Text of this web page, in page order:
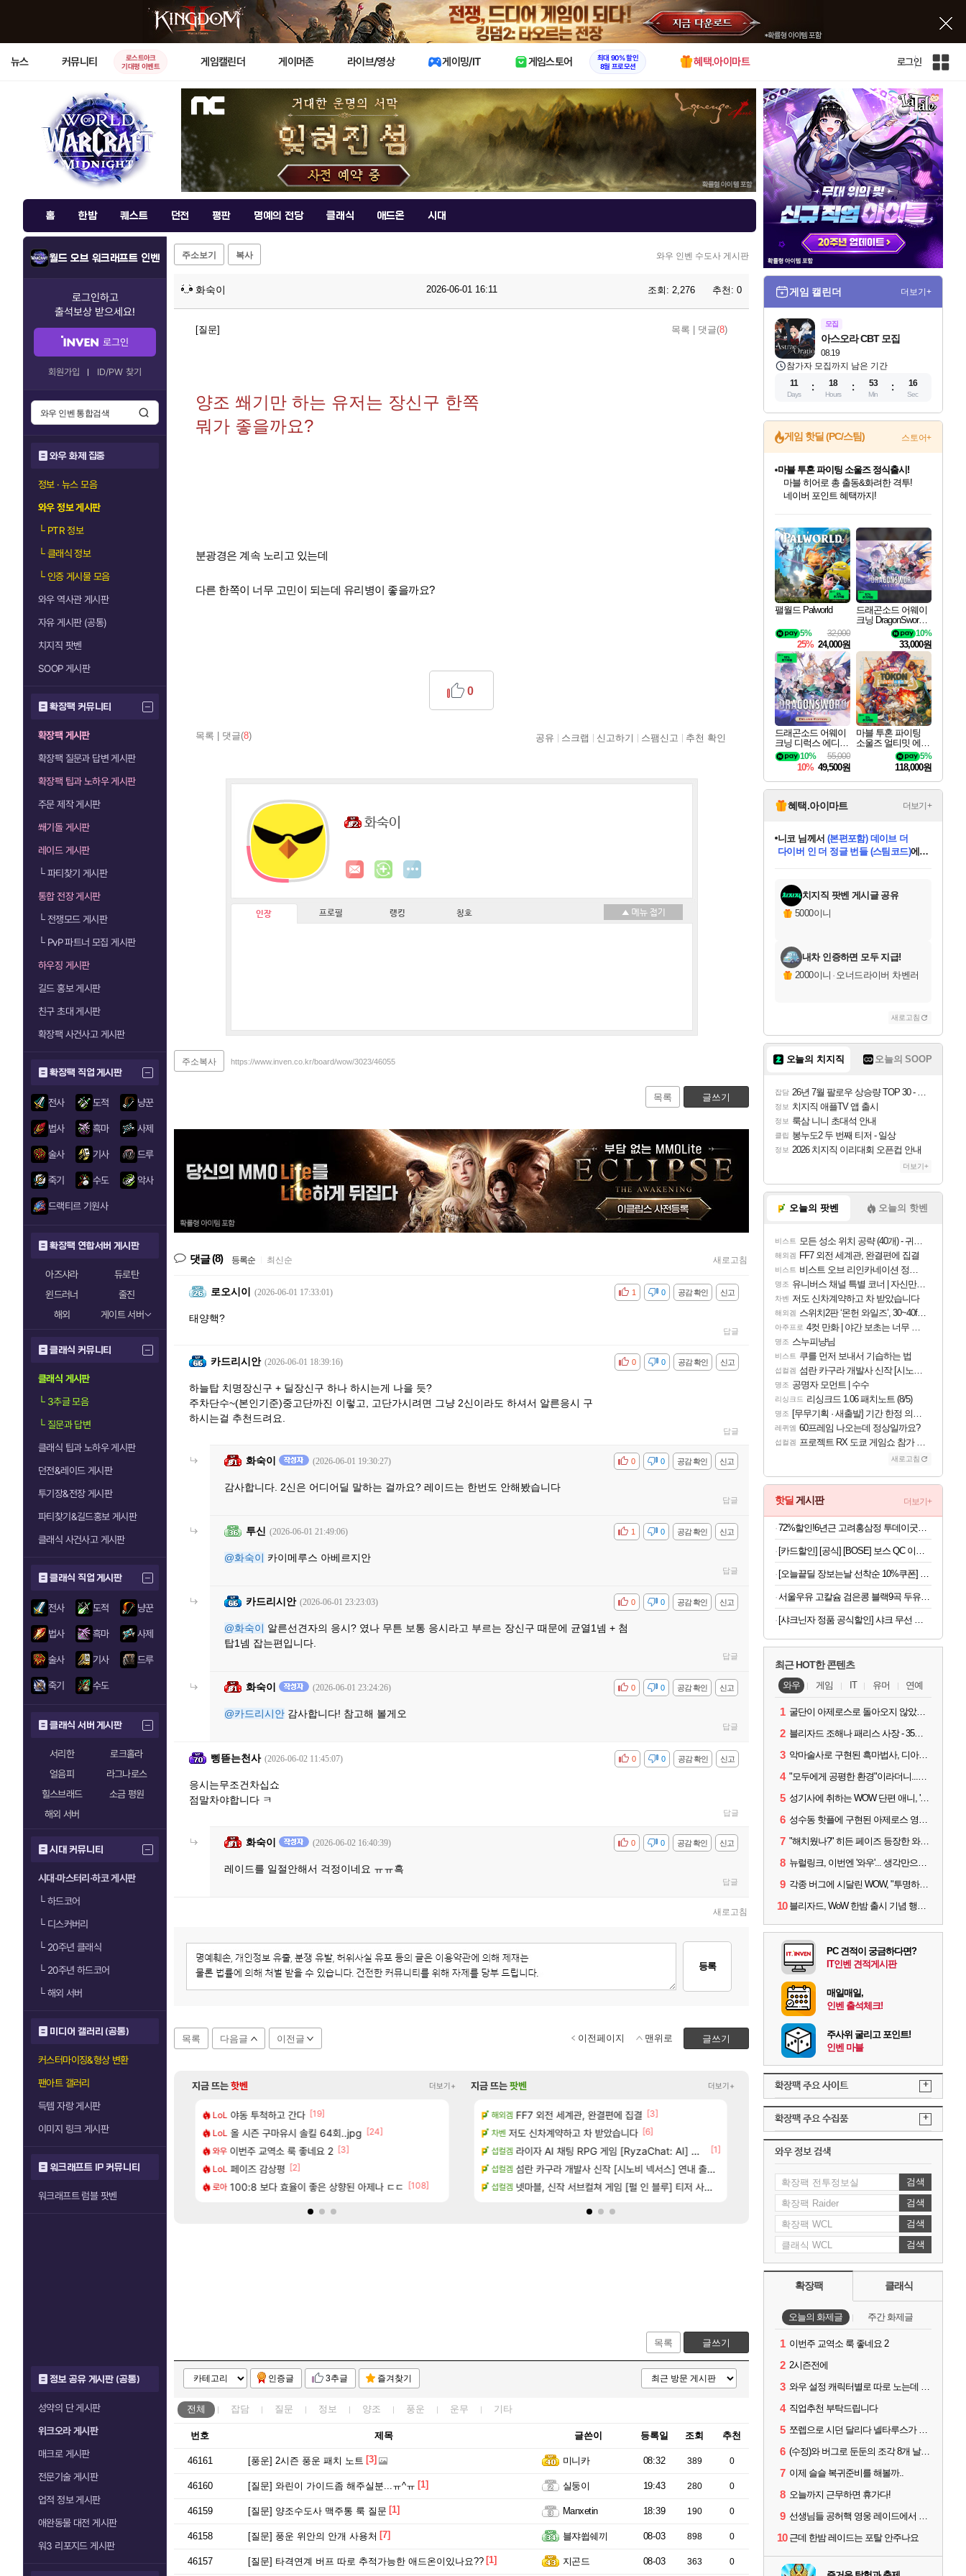
X
뉴스 커뮤니티
로스트아크
기대평 이벤트
게임캘린더 게이머존 라이브/영상 게이밍/IT 게임스토어
최대 90% 할인
8월 프로모션
혜택.아이마트 로그인
인
체
사
트
맵
홈 한밤 퀘스트 던전 평판 명예의 전당 클래식 애드온 시대
월드 오브 워크래프트 인벤
로그인하고
출석보상 받으세요!
로그인
회원가입 ID/PW 찾기
와우 화제 집중
정보 · 뉴스 모음
와우 정보 게시판
└PTR 정보
└클래식 정보
└인증 게시물 모음
와우 역사관 게시판
자유 게시판 (공통)
치지직 팟벤
SOOP 게시판
확장팩 커뮤니티
확장팩 게시판
확장팩 질문과 답변 게시판
확장팩 팁과 노하우 게시판
주문 제작 게시판
쐐기돌 게시판
레이드 게시판
└파티찾기 게시판
통합 전장 게시판
└전쟁모드 게시판
└PvP 파트너 모집 게시판
하우징 게시판
길드 홍보 게시판
친구 초대 게시판
확장팩 사건사고 게시판
확장팩 직업 게시판
전사 도적 냥꾼
법사 흑마 사제
술사 기사 드루
죽기 수도 악사
드랙티르 기원사
확장팩 연합서버 게시판
아즈샤라
듀로탄
윈드러너
줄진
해외
게이트 서버
클래식 커뮤니티
클래식 게시판
└3추글 모음
└질문과 답변
클래식 팁과 노하우 게시판
던전&레이드 게시판
투기장&전장 게시판
파티찾기&길드홍보 게시판
클래식 사건사고 게시판
클래식 직업 게시판
전사 도적 냥꾼
법사 흑마 사제
술사 기사 드루
죽기 수도
클래식 서버 게시판
서리한
로크홀라
얼음피
라그나로스
힐스브래드
소금 평원
해외 서버
시대 커뮤니티
시대·마스터리·하코 게시판
└하드코어
└디스커버리
└20주년 클래식
└20주년 하드코어
└해외 서버
미디어 갤러리 (공통)
커스터마이징&형상 변환
팬아트 갤러리
득템 자랑 게시판
이미지 링크 게시판
워크래프트 IP 커뮤니티
워크래프트 럼블 팟벤
정보 공유 게시판 (공통)
성약의 단 게시판
위크오라 게시판
매크로 게시판
전문기술 게시판
업적 정보 게시판
애완동물 대전 게시판
워3 리포지드 게시판
주소보기 복사 와우 인벤 수도사 게시판
화숙이 2026-06-01 16:11 조회: 2,276 추천: 0
[질문] 목록 댓글(8)
양조 쐐기만 하는 유저는 장신구 한쪽
뭐가 좋을까요?
분광경은 계속 노리고 있는데
다른 한쪽이 너무 고민이 되는데 유리병이 좋을까요?
목록 댓글(8)
0
공유 스크랩 신고하기 스팸신고 추천 확인
화숙이
인장 프로필 랭킹 칭호
주소복사 https://www.inven.co.kr/board/wow/3023/46055
목록 글쓰기
댓글(8) 등록순 최신순 새로고침
로오시이 (2026-06-01 17:33:01) 신고
공감 확인
비공감 0
1
태양핵?
답글
카드리시안 (2026-06-01 18:39:16) 신고
공감 확인
비공감 0
0
하늘탑 치명장신구 + 딜장신구 하나 하시는게 나을 듯?
주차단수~(본인기준)중고단까진 이렇고, 고단가시려면 그냥 2신이라도 하셔서 알른응시 구
하시는걸 추천드려요.
답글
화숙이 (2026-06-01 19:30:27) 신고
공감 확인
비공감 0
0
감사합니다. 2신은 어디어딜 말하는 걸까요? 레이드는 한번도 안해봤습니다
답글
투신 (2026-06-01 21:49:06) 신고
공감 확인
비공감 0
1
@화숙이 카이메루스 아베르지안
답글
카드리시안 (2026-06-01 23:23:03) 신고
공감 확인
비공감 0
0
@화숙이 알른선견자의 응시? 였나 무튼 보통 응시라고 부르는 장신구 때문에 균열1넴 + 첨
탑1넴 잡는편입니다.
답글
화숙이 (2026-06-01 23:24:26) 신고
공감 확인
비공감 0
0
@카드리시안 감사합니다! 참고해 볼게오
답글
삥뜯는천사 (2026-06-02 11:45:07) 신고
공감 확인
비공감 0
0
응시는무조건차십쇼
점말차야합니다 ㅋ
답글
화숙이 (2026-06-02 16:40:39) 신고
공감 확인
비공감 0
0
레이드를 일절안해서 걱정이네요 ㅠㅠ흑
답글
새로고침
등록
목록 다음글 이전글 글쓰기
이전페이지 맨위로
지금 뜨는핫벤 더보기+
[13]
먹튀 ㄷㄷ.. [65]
[74]
LoL 야동 투척하고 간다 [19]
LoL 올 시즌 구마유시 솔킬 64회..jpg [24]
와우 이번주 교역소 룩 좋네요 2 [3]
LoL 페이즈 감상평 [2]
로아 100:8 보다 효율이 좋은 상향된 아제나 ㄷㄷ [108]
검은사막 장비 올환 이후 약 7개월 [13]
메이플 챌린저#77777 저격했습니다! [105]
메이플 빵값 문의 후기 [89]
메이플 8월 9일 썬데이 메이플 [150]
로아 보상 공지 나온거 10추 하니 올리자 [84]
리니지M 방금 일어난일 [13]
메이플 부산 헌혈 먹튀 ㄷㄷ.. [65]
신호등 2인 40%글 존나 긁히네 씨발
고양이를 도구로 쓰는 인방 하꼬 스트리머 박제합니다.
지금 뜨는팟벤 더보기+
2판 ‘몬헌 와일즈’, 30~40fps 목표 추정
만화 | 야간 보초는 너무 힘들어
저 보내서 기습하는 법
리싱크드 리싱크드 1.06 패치노트 (8/5)
여행 동해바다 추암해수욕장
애니클립 혹시 이 만화 아시는 분 계신가요
여행 국내에도 이쁜곳이 많은것 같습니다
해외겜 AI발 원가 압박, 메인보드값 오르나
해외겜 FF7 외전 세계관, 완결편에 집결 [3]
차벤 저도 신차계약하고 차 받았습니다 [6]
섭컬겜 라이자 AI 채팅 RPG 게임 [RyzaChat: AI] 공개
[1]
섭컬겜 섬란 카구라 개발사 신작 [시노비 넥서스] 연내 출시 예정
섭컬겜 넷마블, 신작 서브컬쳐 게임 [펄 인 블루] 티저 사이트 오픈
해외겜 스위치2판 ‘몬헌 와일즈’, 30~40fps 목표 추
아주프로 4컷 만화 | 야간 보초는 너무 힘들어
7년만에 가족여행을 다녀왔습니다.
비스트 오브 리인카네이션 정보/공략글 모음
목록 글쓰기
인증글 3추글 즐겨찾기
전체 잡담 질문 정보 양조 풍운 운무 기타
번호 제목 글쓴이 등록일 조회 추천
46161 [풍운] 2시즌 풍운 패치 노트 [3] 미니카 08:32 389 0
46160 [질문] 와린이 가이드좀 해주실분...ㅠ^ㅠ [1] 실둥이 19:43 280 0
46159 [질문] 양조수도사 맥주통 룩 질문 [1] Manxetin 18:39 190 0
46158 [질문] 풍운 위안의 안개 사용처 [7] 블쟈쓉쉐끼 08-03 898 0
46157 [질문] 타격연계 버프 따로 추적가능한 애드온이있나요?? [1] 지곤드 08-03 363 0
게임 캘린더 더보기+
모집
08.19
아스오라 CBT 모집
참가자 모집까지 남은 기간
11
Days
18
Hours
53
Min
15
Sec
게임 핫딜 (PC/스팀) 스토어+
최대 90% 할인가를 만나보세요!
네이버혜택과 함께 만나보세요!
50%할인&추가 적립까지!
마블 투혼 파이팅 소울즈 정식출시!
마블 히어로 총 출동&화려한 격투!
네이버 포인트 혜택까지!
이니&베니 혜택까지!
네이버 혜택가와 함께 예약하세요!
할인&네이버혜택으로 만나보세요!
네이버페이 혜택과 만나보세요!
40주년 프로모션으로 만나보세요!
할인가에 만나보세요!
일부 에디션 상시 할인!
혜택으로 예약 판매 중
편안하게 충전하세요
팰월드 Palworld
32,000
5%
25% 24,000원
드래곤소드 어웨이
크닝 DragonSword A
10%
33,000원
드래곤소드 어웨이
크닝 디럭스 에디션
DragonSword Awake
ning Deluxe Edition
55,000
10%
10% 49,500원
마블 투혼 파이팅
소울즈 얼티밋 에디
션 MARVEL Tokon
Fighting Souls Ultima
5%
118,000원
혜택.아이마트 더보기+
교환.
당첨되셨습니다.
니코님께서 (본편포함) 데이브 더
다이버 인 더 정글 번들 (스팀코드)에
당첨되셨습니다.
당첨되셨습니다.
당첨되셨습니다.
당첨되셨습니다.
당첨되셨습니다.
에디션 (스팀코드)를 교환.
당첨되셨습니다.
치지직 팟벤 게시글 공유
5000이니
내차 인증하면 모두 지급!
2000이니 · 오너드라이버 차벤러
새로고침
오늘의 치지직 오늘의 SOOP
잡담 26년 7월 팔로우 상승량 TOP 30 - 월간 치지직
정보 치지직 애플TV 앱 출시
정보 룩삼 니니 초대석 안내
클립 봉누도2 두 번째 티저 - 일상
정보 2026 치지직 이리대회 오픈컵 안내
더보기+
오늘의 팟벤 오늘의 핫벤
비스트 모든 성소 위치 공략 (40개) - 귀환한 영혼 도전과제
해외겜 FF7 외전 세계관, 완결편에 집결
비스트 비스트 오브 리인카네이션 정보/공략글 모음
명조 유니버스 채널 특별 코너 | 자신만의 스타일
차벤 저도 신차계약하고 차 받았습니다
해외겜 스위치2판 ‘몬헌 와일즈’, 30~40fps 목표 추정
아주프로 4컷 만화 | 야간 보초는 너무 힘들어
명조 스누피냥님
비스트 쿠를 먼저 보내서 기습하는 법
섭컬겜 섬란 카구라 개발사 신작 [시노비 넥서스] 연내 출시 예정
명조 공명자 모먼트 | 수수
리싱크드 리싱크드 1.06 패치노트 (8/5)
명조 [무무기획 · 새출발] 기간 한정 의뢰 이벤트
레퀴엠 60프레임 나오는데 정상일까요?
섭컬겜 프로젝트 RX 도쿄 게임쇼 참가 결정
새로고침
핫딜 게시판 더보기+
[샤크닌자 정품 공식할인] 샤크 무선 미스트 휴대용 선풍기 하이드로고 서큘레이터
최근 HOT한 콘텐츠
와우 게임 IT 유머 연예
1 굴단이 아제로스로 돌아오지 않았다면? 와우 클래식+ 주목
2 블리자드 조해나 패리스 사장 - 35년 역사, 그리고 비전
3 악마술사로 구현된 흑마법사, 디아4 x 와우 콜라보 살펴보기
4 "모두에게 공평한 환경"이라더니...여전히 살아있는 애드온
5 성기사에 취하는 WOW 단편 애니, '신성한 모든 것'
6 성수동 핫플에 구현된 아제로스 영웅들의 안식처, WoW 홈스윗홈
7 "해치웠나?" 히든 페이즈 등장한 와우 '한밤', 세계 최초 킬은 '팀 리퀴드'
8 뉴럴링크, 이번엔 '와우'... 생각만으로 게임하는 시대 성큼
9 각종 버그에 시달린 WOW, "투명하고 신속한 소통과 대응 약속"
10 블리자드, WoW 한밤 출시 기념 행사 '홈스윗홈' 28일 개최
PC 견적이 궁금하다면?
IT인벤 견적게시판
매일매일,
인벤 출석체크!
주사위 굴리고 포인트!
인벤 마블
확장팩 주요 사이트 +
확장팩 주요 수집품 +
와우 정보 검색
검색
검색
검색
검색
확장팩 클래식
오늘의 화제글 주간 화제글
1 이번주 교역소 룩 좋네요 2
2 2시즌전에
3 와우 설정 캐릭터별로 따로 노는데 통일시키는법 있나요
4 직업추천 부탁드립니다
5 쪼렙으로 시던 달리다 넬타루스가 나오면 긴장해야 할 몹
6 (수정)와 버그로 둔둔의 조각 8개 날라갔다
7 이제 슬슬 복귀준비를 해볼까..
8 오늘까지 근무하면 휴가다!
9 선생님들 공허핵 영웅 레이드에서 굴리면 영웅템 인거죠?
10 근데 한밤 레이드는 포탈 안주나요